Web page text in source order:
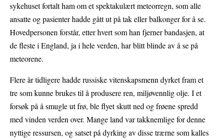
sykehuset fortalt ham om et spektakulært meteorregn, som alle
ansatte og pasienter hadde gått ut på tak eller balkonger for å se.
Hovedpersonen forstår, etter hvert som han fjerner bandasjen, at
de fleste i England, ja i hele verden, har blitt blinde av å se på
meteorene.
Flere år tidligere hadde russiske vitenskapsmenn dyrket fram et
tre som kunne brukes til å produsere ren, miljøvennlig olje. I et
forsøk på å smugle ut frø, ble flyet skutt ned og frøene spredd
med vinden verden over. Mange land var takknemlige for denne
nyttige ressursen, og satset på dyrking av disse trærne som kalles